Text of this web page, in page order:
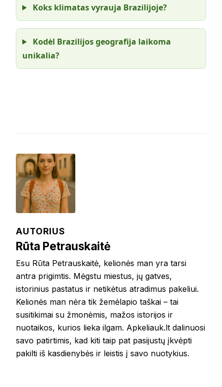
Koks klimatas vyrauja Brazilijoje?
Kodėl Brazilijos geografija laikoma
unikalia?
AUTORIUS
Rūta Petrauskaitė
Esu Rūta Petrauskaitė, kelionės man yra tarsi
antra prigimtis. Mėgstu miestus, jų gatves,
istorinius pastatus ir netikėtus atradimus pakeliui.
Kelionės man nėra tik žemėlapio taškai – tai
susitikimai su žmonėmis, mažos istorijos ir
nuotaikos, kurios lieka ilgam. Apkeliauk.lt dalinuosi
savo patirtimis, kad kiti taip pat pasijustų įkvėpti
pakilti iš kasdienybės ir leistis į savo nuotykius.